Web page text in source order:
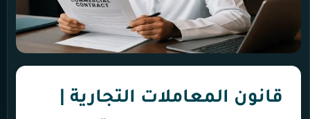
قانون المعاملات التجارية |